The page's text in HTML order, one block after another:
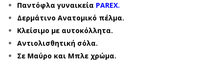
Παντόφλα γυναικεία PAREX.
Δερμάτινο Ανατομικό πέλμα.
Κλείσιμο με αυτοκόλλητα.
Αντιολισθητική σόλα.
Σε Μαύρο και Μπλε χρώμα.